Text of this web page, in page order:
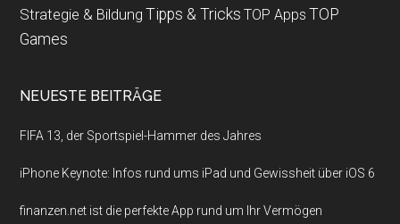
Strategie & Bildung Tipps & Tricks TOP Apps TOP
Games
NEUESTE BEITRÄGE
FIFA 13, der Sportspiel-Hammer des Jahres
iPhone Keynote: Infos rund ums iPad und Gewissheit über iOS 6
finanzen.net ist die perfekte App rund um Ihr Vermögen